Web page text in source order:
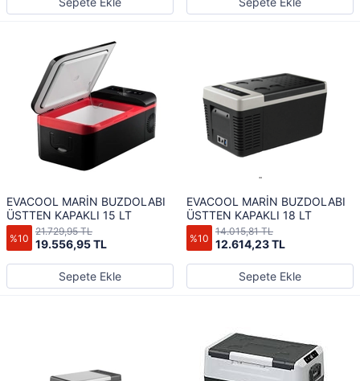
EVACOOL MARİN BUZDOLABI
ÜSTTEN KAPAKLI 15 LT
%10 19.556,95 TL
21.729,95 TL
Sepete Ekle
EVACOOL MARİN BUZDOLABI
ÜSTTEN KAPAKLI 18 LT
%10 12.614,23 TL
14.015,81 TL
Sepete Ekle